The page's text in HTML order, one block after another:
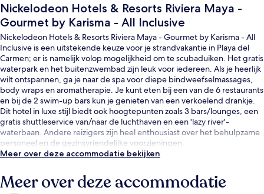
Nickelodeon Hotels & Resorts Riviera Maya -
Gourmet by Karisma - All Inclusive
Nickelodeon Hotels & Resorts Riviera Maya - Gourmet by Karisma - All
Inclusive is een uitstekende keuze voor je strandvakantie in Playa del
Carmen; er is namelijk volop mogelijkheid om te scubaduiken. Het gratis
waterpark en het buitenzwembad zijn leuk voor iedereen. Als je heerlijk
wilt ontspannen, ga je naar de spa voor diepe bindweefselmassages,
body wraps en aromatherapie. Je kunt eten bij een van de 6 restaurants
en bij de 2 swim-up bars kun je genieten van een verkoelend drankje.
Dit hotel in luxe stijl biedt ook hoogtepunten zoals 3 bars/lounges, een
gratis shuttleservice van/naar de luchthaven en een 'lazy river'-
waterbaan. Andere reizigers zijn heel enthousiast over het behulpzame
personeel en de gezinsvriendelijke voorzieningen.
Meer over deze accommodatie bekijken
Meer over deze accommodatie